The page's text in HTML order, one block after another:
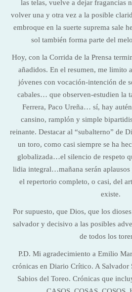
las telas, vuelve a dejar fragancias
volver una y otra vez a la posible
embroque en la suerte suprema sale
sol también forma parte del
Hoy, con la Corrida de la Prensa
añadidos. En el resumen, me limito
jóvenes con vocación-intención de
cabales… que observen-estudien la
Ferrera, Paco Ureña… sí, hay
cansino, ramplón y simple
reinante. Destacar al “subalterno” de
un toro, como casi siempre se ha
globalizada…el silencio de respeto
lidia integral…mañana serán
el repertorio completo, o casi, del
existe.
Por supuesto, que Dios, que los
salvador y decisivo a las posibles
de todos los
P.D. Mi agradecimiento a Emilio
crónicas en Diario Crítico. A Salvador
Sabios del Toreo. Crónicas que